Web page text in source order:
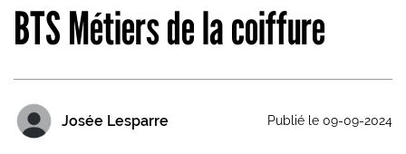
Mode sombre
BTS Métiers de la coiffure
Josée Lesparre Publié le 09-09-2024